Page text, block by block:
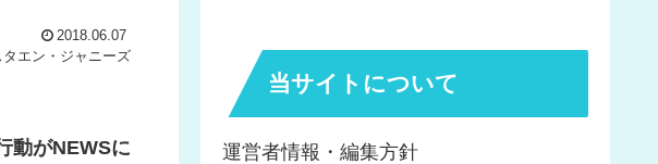
2018.06.07
タエン・ジャニーズ
動がNEWSに
当サイトについて
運営者情報・編集方針